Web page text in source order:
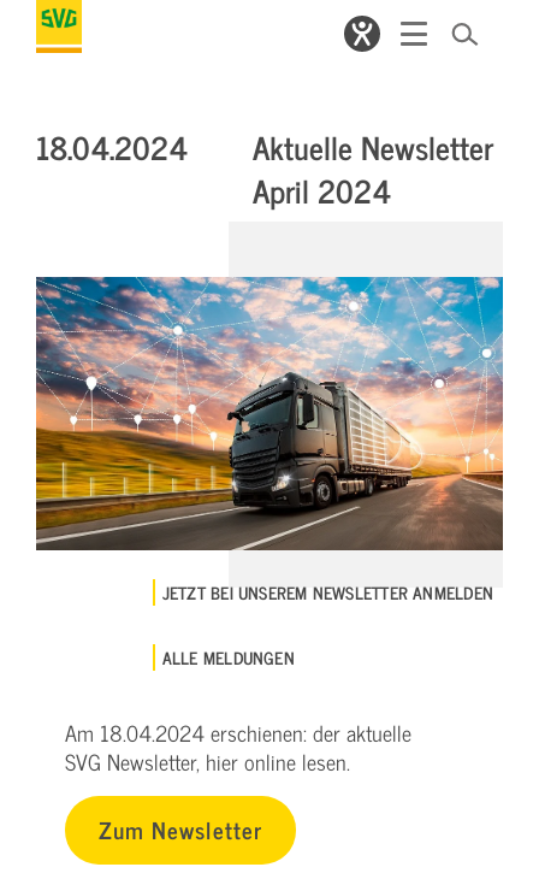
18.04.2024
Aktuelle Newsletter
April 2024
JETZT BEI UNSEREM NEWSLETTER ANMELDEN
ALLE MELDUNGEN
Am 18.04.2024 erschienen: der aktuelle
SVG Newsletter, hier online lesen.
Zum Newsletter